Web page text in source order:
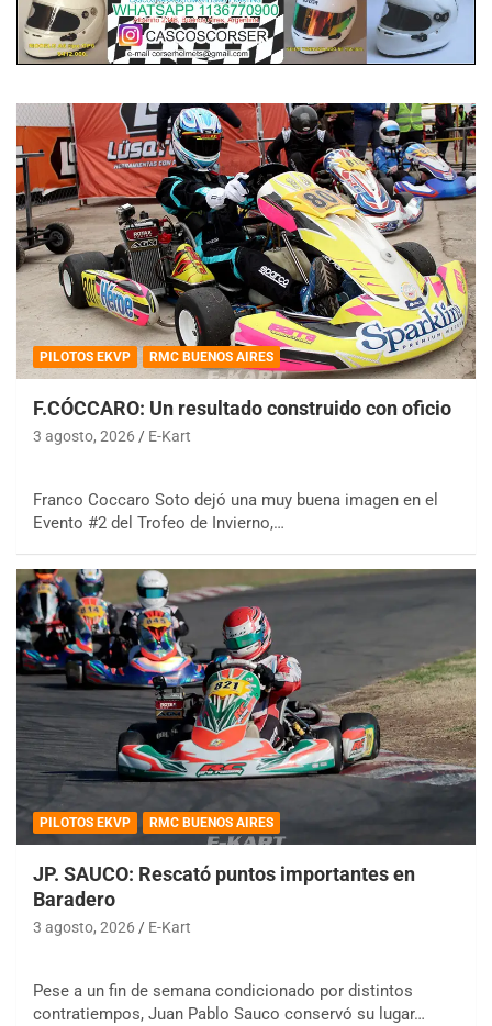
PILOTOS EKVP RMC BUENOS AIRES
F.CÓCCARO: Un resultado construido con oficio
3 agosto, 2026 E-Kart
Franco Coccaro Soto dejó una muy buena imagen en el
Evento #2 del Trofeo de Invierno,…
PILOTOS EKVP RMC BUENOS AIRES
JP. SAUCO: Rescató puntos importantes en
Baradero
3 agosto, 2026 E-Kart
Pese a un fin de semana condicionado por distintos
contratiempos, Juan Pablo Sauco conservó su lugar…
IAME SERIES ARGENTINA 6